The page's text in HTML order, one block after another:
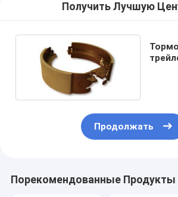
Получить Лучшую
Продолжать
Порекомендованные Продукты